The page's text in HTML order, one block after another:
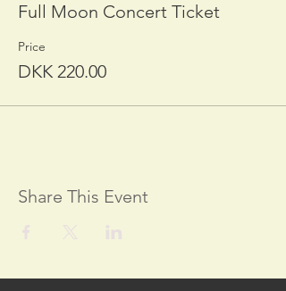
Full Moon Concert Ticket
Price
DKK 220.00
Share This Event